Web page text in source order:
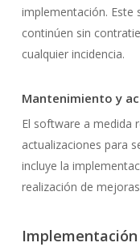
implementación. Este
continúen sin
cualquier incidencia.
Mantenimiento y
El software a medida
actualizaciones para
incluye la
realización de